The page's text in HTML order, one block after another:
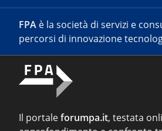
FPA è la società di servizi e
percorsi di innovazione
Il portaleforumpa.it, testata